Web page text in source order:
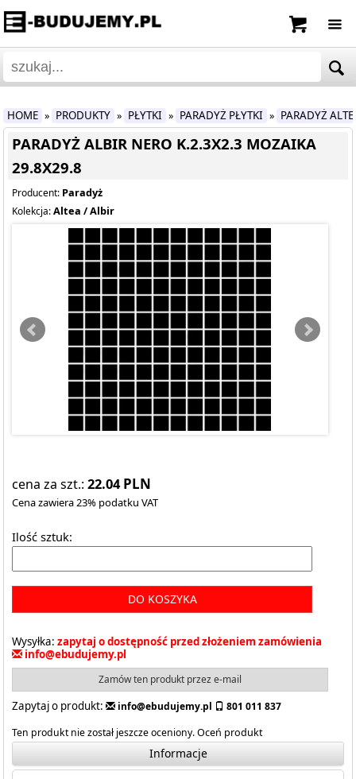
HOME » PRODUKTY » PŁYTKI » PARADYŻ PŁYTKI » PARADYŻ
PARADYŻ ALBIR NERO K.2.3X2.3 MOZAIKA
29.8X29.8
Producent: Paradyż
Kolekcja:Altea / Albir
cena za szt.:22.04PLN
Cena zawiera 23% podatku VAT
Ilość sztuk:
DO KOSZYKA
Wysyłka: zapytaj o dostępność przed złożeniem zamówienia
info@ebudujemy.pl
Zamów ten produkt przez e-mail
Zapytaj o produkt: info@ebudujemy.pl
801 011 837
Ten produkt nie został jeszcze oceniony.Oceń produkt
Informacje